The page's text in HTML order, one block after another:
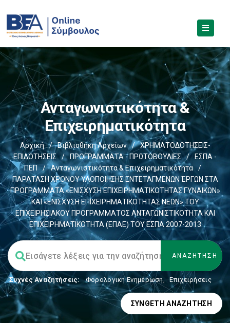
Ανταγωνιστικότητα &
Επιχειρηματικότητα
Αρχική / Βιβλιοθήκη Αρχείων /
ΧΡΗΜΑΤΟΔΟΤΗΣΕΙΣ-
ΕΠΙΔΟΤΗΣΕΙΣ
/ ΠΡΟΓΡΑΜΜΑΤΑ - ΠΡΩΤΟΒΟΥΛΙΕΣ /
ΕΣΠΑ -
ΠΕΠ
/ Ανταγωνιστικότητα & Επιχειρηματικότητα
/
ΠΑΡΑΤΑΣΗ ΧΡΟΝΟΥ ΥΛΟΠΟΙΗΣΗΣ ΕΝΤΕΤΑΓΜΕΝΩΝ ΈΡΓΩΝ ΣΤΑ
ΠΡΟΓΡΑΜΜΑΤΑ «ΕΝΙΣΧΥΣΗ ΕΠΙΧΕΙΡΗΜΑΤΙΚΟΤΗΤΑΣ ΓΥΝΑΙΚΩΝ»
ΚΑΙ «ΕΝΙΣΧΥΣΗ ΕΠΙΧΕΙΡΗΜΑΤΙΚΟΤΗΤΑΣ ΝΕΩΝ» ΤΟΥ
ΕΠΙΧΕΙΡΗΣΙΑΚΟΥ ΠΡΟΓΡΑΜΜΑΤΟΣ ΑΝΤΑΓΩΝΙΣΤΙΚΟΤΗΤΑ ΚΑΙ
ΕΠΙΧΕΙΡΗΜΑΤΙΚΟΤΗΤΑ (ΕΠΑΕ) ΤΟΥ ΕΣΠΑ 2007-2013
Συχνές Αναζητήσεις: Φορολογικη Ενημέρωση, Επιχειρήσεις
ΣΎΝΘΕΤΗ ΑΝΑΖΉΤΗΣΗ